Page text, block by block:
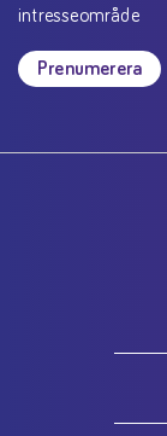
intresseområde
Prenumerera